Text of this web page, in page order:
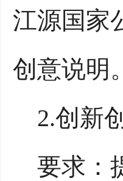
江源国家
创意说明。
2.创新
要求：